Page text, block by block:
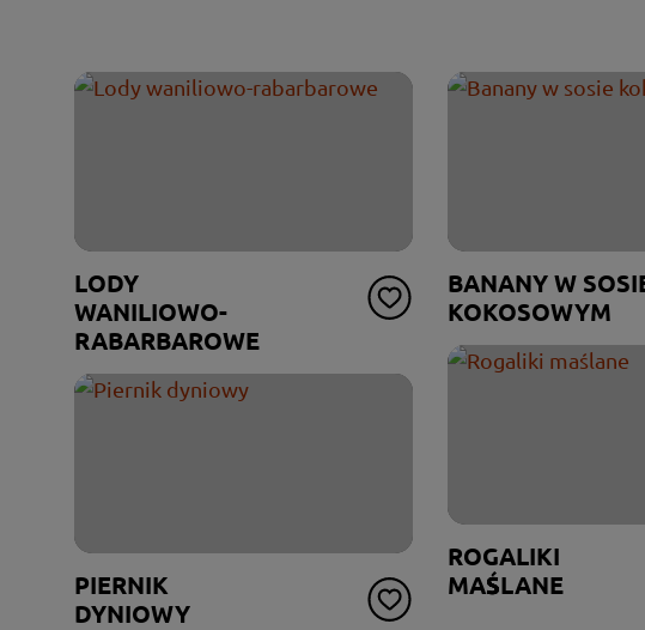
LODY
WANILIOWO-
RABARBAROWE
BANANY W
KOKOSOWYM
ROGALIKI
MAŚLANE
PIERNIK
DYNIOWY